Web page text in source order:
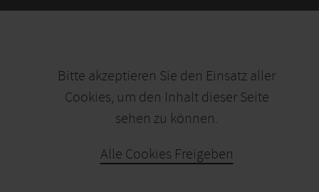
Bitte akzeptieren Sie den Einsatz aller
Cookies, um den Inhalt dieser Seite
sehen zu können.
Alle Cookies Freigeben